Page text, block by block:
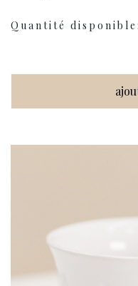
Quantité disponible: